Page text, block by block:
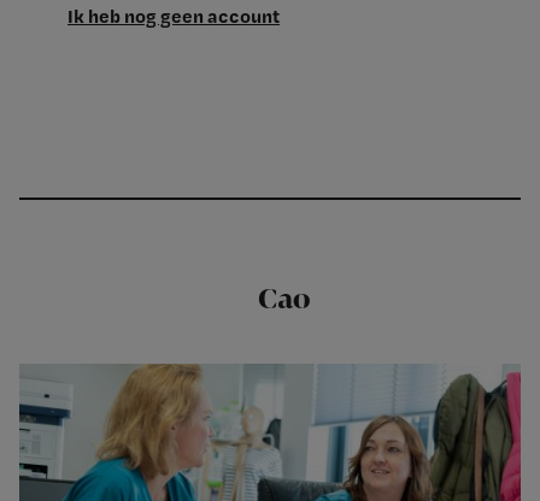
Ik heb nog geen account
Cao